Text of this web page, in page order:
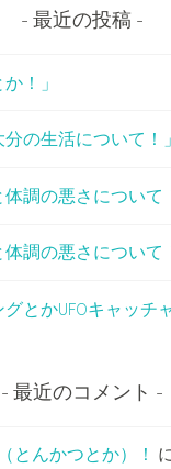
最近の投稿
！」
の生活について！」
体調の悪さについて
体調の悪さについて
とかUFOキャッチ
最近のコメント
とんかつとか）！